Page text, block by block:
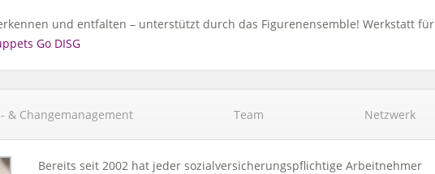
und entfalten – unterstützt durch das Figurenensemble! Werkstatt für
Go DISG
& Changemanagement Team Netzwerk
Bereits seit 2002 hat jeder sozialversicherungspflichtige Arbeitnehmer